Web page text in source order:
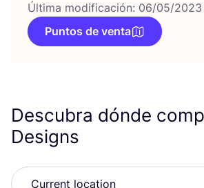
Última modificación: 06/05/2023
Puntos de venta
Descubra dónde
Designs